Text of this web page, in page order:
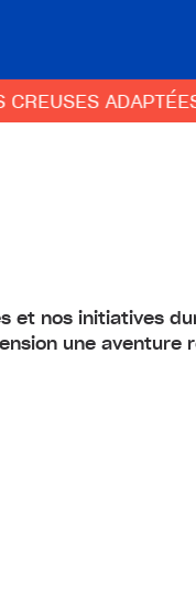
ADAPTÉES EN
et nos initiatives
une aventure